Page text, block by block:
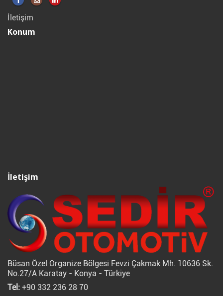
İletişim
Konum
İletişim
Büsan Özel Organize Bölgesi Fevzi Çakmak Mh. 10636 Sk.
No.27/A Karatay - Konya - Türkiye
Tel: +90 332 236 28 70